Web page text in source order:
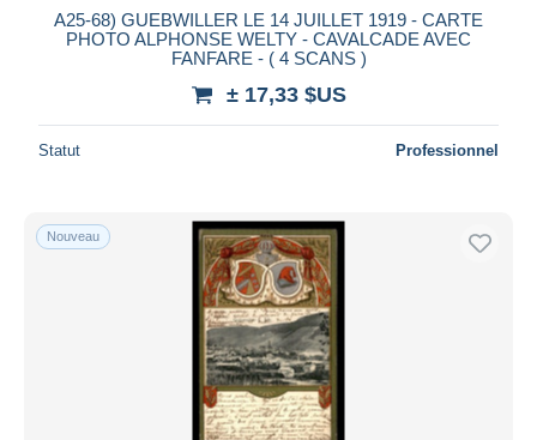
depuis
jours
Prix
Livraison gratuite
Méthodes de paiement
Virement bancaire
Mastercard
A25-68) GUEBWILLER LE 14 JUILLET 1919 - CARTE
PHOTO ALPHONSE WELTY - CAVALCADE AVEC
FANFARE - ( 4 SCANS )
± 17,33 $US
Statut Professionnel
Nouveau